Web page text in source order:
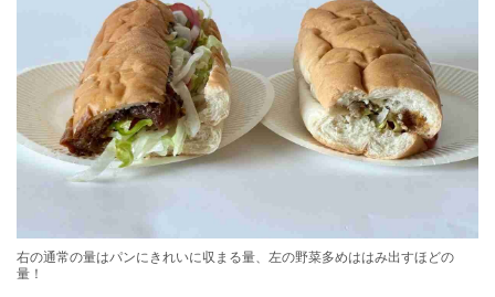
右の通常の量はパンにきれいに収まる量、左の野菜多めははみ出すほどの
量！